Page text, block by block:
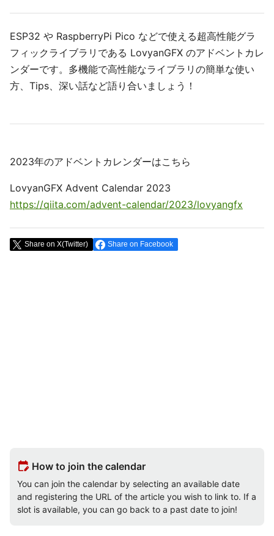
ESP32 や RaspberryPi Pico などで使える超高性能グラ
フィックライブラリである LovyanGFX のアドベントカレ
ンダーです。多機能で高性能なライブラリの簡単な使い
方、Tips、深い話など語り合いましょう！
2023年のアドベントカレンダーはこちら
LovyanGFX Advent Calendar 2023
https://qiita.com/advent-calendar/2023/lovyangfx
Share on X(Twitter) Share on Facebook
edit_calendar How to join the calendar
You can join the calendar by selecting an available date
and registering the URL of the article you wish to link to. If a
slot is available, you can go back to a past date to join!